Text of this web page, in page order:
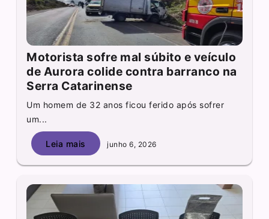
Motorista sofre mal súbito e veículo
de Aurora colide contra barranco na
Serra Catarinense
Um homem de 32 anos ficou ferido após sofrer
um...
Leia mais junho 6, 2026